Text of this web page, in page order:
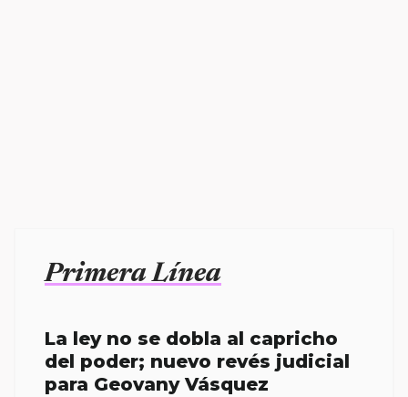
Primera Línea
La ley no se dobla al capricho
del poder; nuevo revés judicial
para Geovany Vásquez